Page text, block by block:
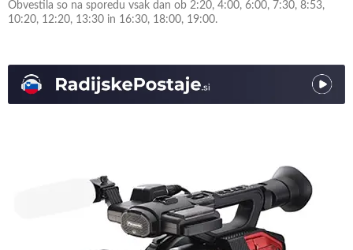
Obvestila so na sporedu vsak dan ob 2:20, 4:00, 6:00, 7:30, 8:53,
10:20, 12:20, 13:30 in 16:30, 18:00, 19:00.